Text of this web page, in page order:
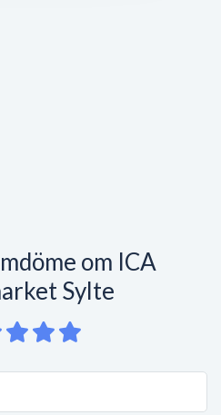
om ICA
Sylte